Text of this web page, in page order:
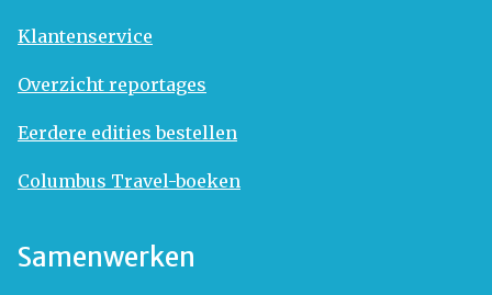
Klantenservice
Overzicht reportages
Eerdere edities bestellen
Columbus Travel-boeken
Samenwerken